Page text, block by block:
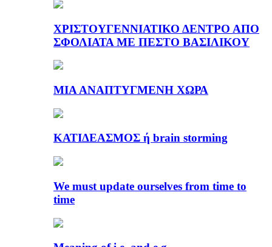
ΧΡΙΣΤΟΥΓΕΝΝΙΑΤΙΚΟ ΔΕΝΤΡΟ ΑΠΟ
ΣΦΟΛΙΑΤΑ ΜΕ ΠΕΣΤΟ ΒΑΣΙΛΙΚΟΥ
ΜΙΑ ΑΝΑΠΤΥΓΜΕΝΗ ΧΩΡΑ
ΚΑΤΙΔΕΑΣΜΟΣ ή brain storming
We must update ourselves from time to
time